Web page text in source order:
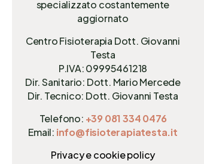
specializzato costantemente
aggiornato
Centro Fisioterapia Dott. Giovanni
Testa
P.IVA: 09995461218
Dir. Sanitario: Dott. Mario Mercede
Dir. Tecnico: Dott. Giovanni Testa
Telefono: +39 081 334 0476
Email: info@fisioterapiatesta.it
Privacy e cookie policy